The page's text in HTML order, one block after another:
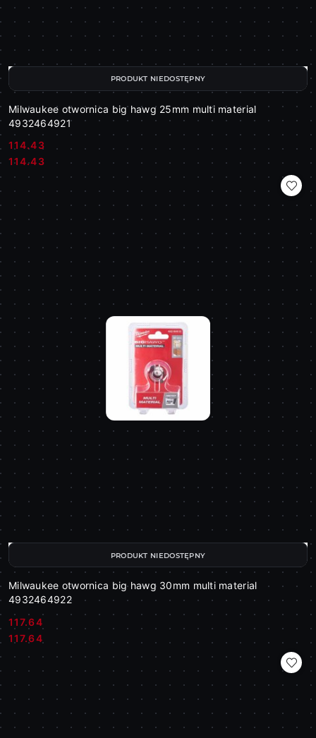
Milwaukee otwornica big hawg 25mm multi material
4932464921
Cena:
114.43
Cena:
114.43
PRODUKT NIEDOSTĘPNY
Milwaukee otwornica big hawg 30mm multi material
4932464922
Cena:
117.64
Cena:
117.64
PRODUKT NIEDOSTĘPNY